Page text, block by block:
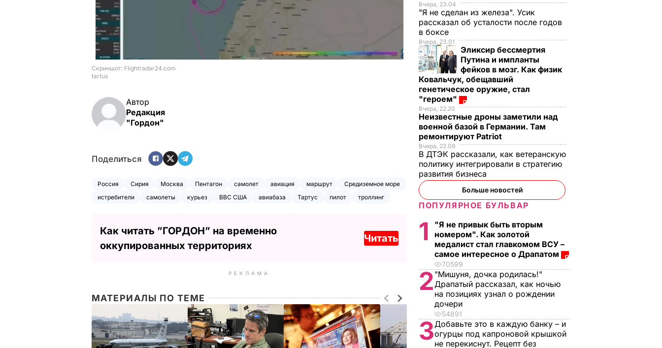
Автор
Редакция
"Гордон"
Поделиться
Россия Сирия Москва Пентагон самолет авиация маршрут
Средиземное море
истребители
самолеты курьез ВВС США авиабаза Тартус пилот троллинг
Как читать ”ГОРДОН” на временно
оккупированных территориях
Читать
РЕКЛАМА
МАТЕРИАЛЫ ПО ТЕМЕ
Вчера, 23.04
"Я не сделан из железа". Усик
рассказал об усталости после годов
в боксе
Вчера, 23.01
Эликсир бессмертия
Путина и импланты
фейков в мозг. Как физик
Ковальчук, обещавший
генетическое оружие, стал
"героем"
Вчера, 22.20
Неизвестные дроны заметили над
военной базой в Германии. Там
ремонтируют Patriot
Вчера, 22.09
В ДТЭК рассказали, как ветеранскую
политику интегрировали в стратегию
развития бизнеса
Больше новостей
ПОПУЛЯРНОЕ БУЛЬВАР
1
"Я не привык быть вторым
номером". Как золотой
медалист стал главкомом ВСУ –
самое интересное о Драпатом
70599
2 "Мишуня, дочка родилась!"
Драпатый рассказал, как ночью
на позициях узнал о рождении
дочери
54891
3Добавьте это в каждую банку – и
огурцы под капроновой крышкой
не перекиснут. Рецепт без